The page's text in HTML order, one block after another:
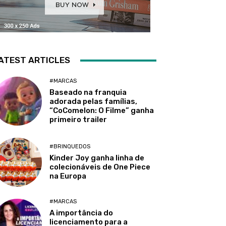
ARTICLES
#MARCAS
Baseado na franquia
adorada pelas famílias,
“CoComelon: O Filme” ganha
primeiro trailer
#BRINQUEDOS
Kinder Joy ganha linha de
colecionáveis de One Piece
na Europa
#MARCAS
A importância do
licenciamento para a